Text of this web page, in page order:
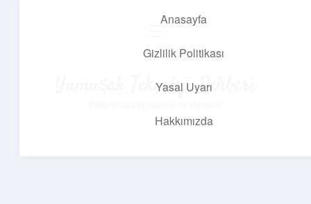
Anasayfa
Gizlilik Politikası
Yasal Uyarı
Hakkımızda
Yumuşak Teknoloji Rehberi